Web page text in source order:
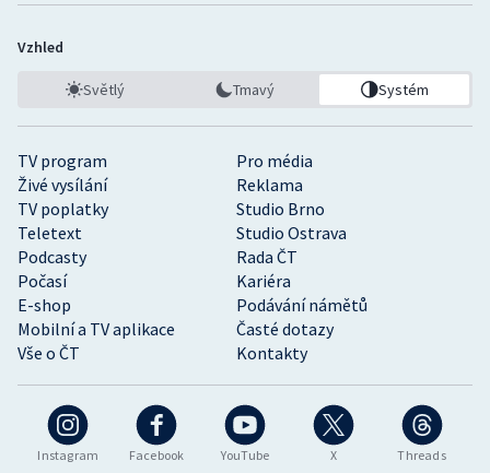
Instagram Facebook YouTube X Threads
TV program
Pro média
Živé vysílání
Reklama
TV poplatky
Studio Brno
Teletext
Studio Ostrava
Podcasty
Rada ČT
Počasí
Kariéra
E-shop
Podávání námětů
Mobilní a TV aplikace
Časté dotazy
Vše o ČT
Kontakty
Vzhled
Světlý Tmavý Systém